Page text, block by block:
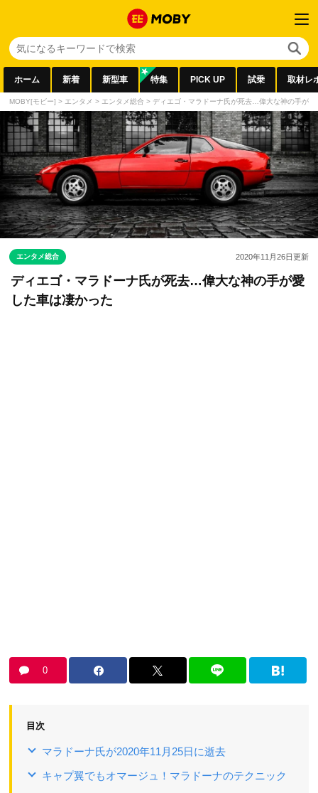
ホーム 新着 新型車 特集 PICK UP 試乗 取材レ
MOBY[モビー] > エンタメ > エンタメ総合 > ディエゴ・マラドーナ氏が死去…偉大な神の手が愛
エンタメ総合 2020年11月26日更新
ディエゴ・マラドーナ氏が死去…偉大な神の手が愛
した車は凄かった
0
目次
マラドーナ氏が2020年11月25日に逝去
キャプ翼でもオマージュ！マラドーナのテクニック